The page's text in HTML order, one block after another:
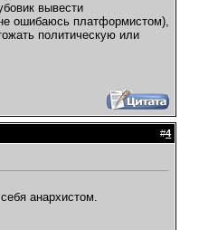
вывести
ошибаюсь платформистом),
политическую или
#4
анархистом.